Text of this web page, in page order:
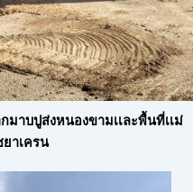
าบปูส่งหนองขามเเละพื้นที่เเม่
าเครน